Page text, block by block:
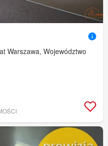
Warszawa, Województwo